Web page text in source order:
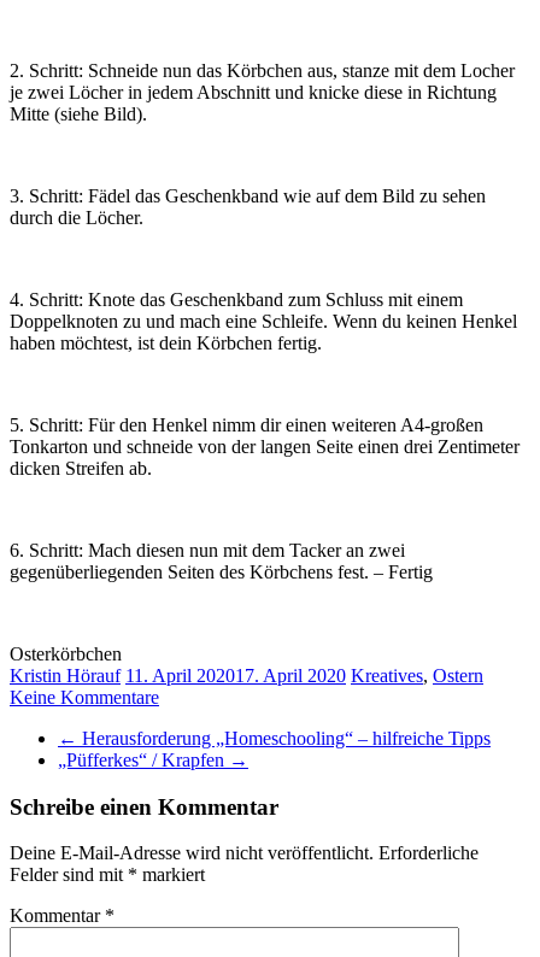
2. Schritt: Schneide nun das Körbchen aus, stanze mit dem Locher
je zwei Löcher in jedem Abschnitt und knicke diese in Richtung
Mitte (siehe Bild).
3. Schritt: Fädel das Geschenkband wie auf dem Bild zu sehen
durch die Löcher.
4. Schritt: Knote das Geschenkband zum Schluss mit einem
Doppelknoten zu und mach eine Schleife. Wenn du keinen Henkel
haben möchtest, ist dein Körbchen fertig.
5. Schritt: Für den Henkel nimm dir einen weiteren A4-großen
Tonkarton und schneide von der langen Seite einen drei Zentimeter
dicken Streifen ab.
6. Schritt: Mach diesen nun mit dem Tacker an zwei
gegenüberliegenden Seiten des Körbchens fest. – Fertig
Osterkörbchen
Kristin Hörauf 11. April 202017. April 2020 Kreatives, Ostern
Keine Kommentare
← Herausforderung „Homeschooling“ – hilfreiche Tipps
„Püfferkes“ / Krapfen →
Schreibe einen Kommentar
Deine E-Mail-Adresse wird nicht veröffentlicht. Erforderliche
Felder sind mit * markiert
Kommentar *